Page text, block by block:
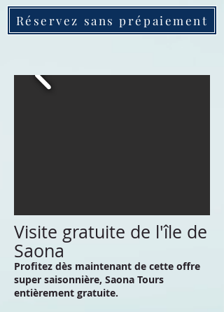
Réservez sans prépaiement
Visite gratuite de l'île de
Saona
Profitez dès maintenant de cette offre
super saisonnière, Saona Tours
entièrement gratuite.